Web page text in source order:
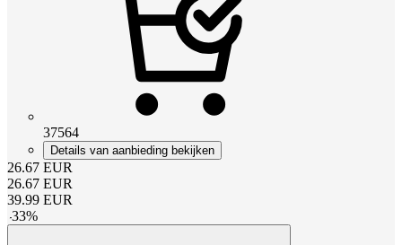
37564
Details van aanbieding bekijken
26.67 EUR
26.67 EUR
39.99 EUR
-33%